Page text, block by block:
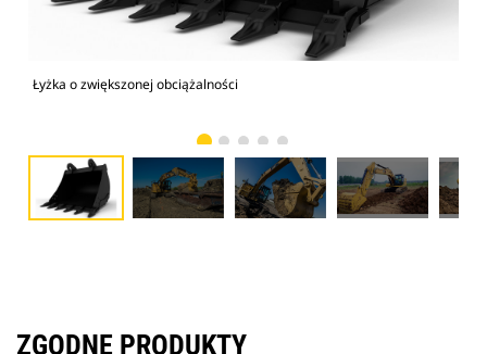
Łyżka o zwiększonej obciążalności
ZGODNE PRODUKTY